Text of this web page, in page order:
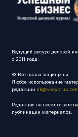
Ведущий ресурс деловой
с 2011 года.
© Все права защищены.
Любое использование
редакции nk@vkcyprus.com
Редакция не несет
публикации материалов.